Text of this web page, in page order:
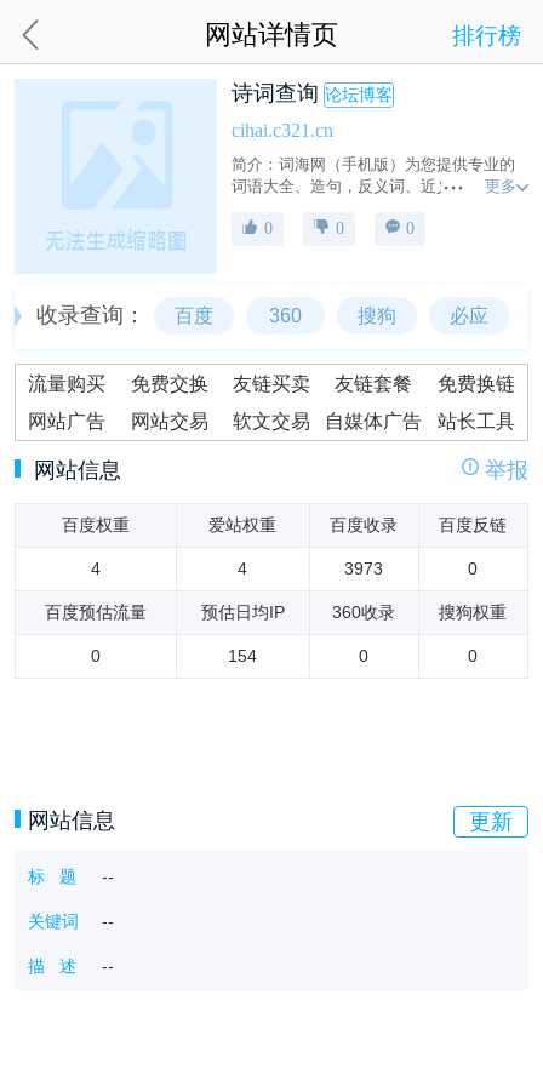
网站详情页 排行榜
诗词查询 论坛博客
cihai.c321.cn
简介：词海网（手机版）为您提供专业的
词语大全、造句，反义词、近义词、汉字
容。我们将继续丰富和完善词典，以期更
更多
0 0 0
收录查询： 百度 360 搜狗 必应
流量购买 免费交换 友链买卖 友链套餐
免费换链
网站广告
网站交易 软文交易 自媒体广告 站长工具
网站信息 举报
百度权重 爱站权重 百度收录 百度反链
4 4 3973 0
百度预估流量 预估日均IP 360收录 搜狗权重
0 154 0 0
网站信息 更新
标 题 --
关键词 --
描 述 --